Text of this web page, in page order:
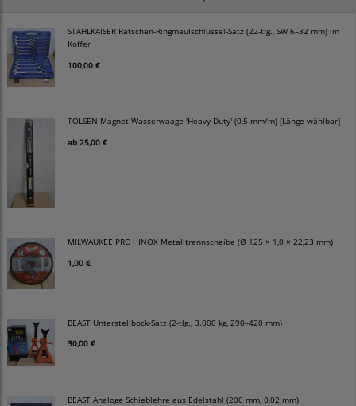
STAHLKAISER Ratschen-Ringmaulschlüssel-Satz (22-tlg., SW 6–32 mm) im
Koffer
100,00 €
TOLSEN Magnet-Wasserwaage 'Heavy Duty' (0,5 mm/m) [Länge wählbar]
ab 25,00 €
MILWAUKEE PRO+ INOX Metalltrennscheibe (Ø 125 × 1,0 × 22,23 mm)
1,00 €
BEAST Unterstellbock-Satz (2-tlg., 3.000 kg, 290–420 mm)
30,00 €
BEAST Analoge Schieblehre aus Edelstahl (200 mm, 0,02 mm)